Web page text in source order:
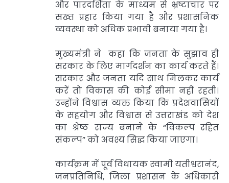
और पारदर्शिता के माध्यम से भ्रष्टाचार पर
सख्त प्रहार किया गया है और प्रशासनिक
व्यवस्था को अधिक प्रभावी बनाया गया है।
मुख्यमंत्री ने कहा कि जनता के सुझाव ही
सरकार के लिए मार्गदर्शन का कार्य करते हैं।
सरकार और जनता यदि साथ मिलकर कार्य
करें तो विकास की कोई सीमा नहीं रहती।
उन्होंने विश्वास व्यक्त किया कि प्रदेशवासियों
के सहयोग और विश्वास से उत्तराखंड को देश
का श्रेष्ठ राज्य बनाने के “विकल्प रहित
संकल्प” को अवश्य सिद्ध किया जाएगा।
कार्यक्रम में पूर्व विधायक स्वामी यतीश्वरानंद,
जनप्रतिनिधि, जिला प्रशासन के अधिकारी